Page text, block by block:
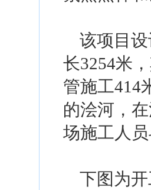
该项目设
长3254米
管施工414
的浍河，
场施工人
下图为开